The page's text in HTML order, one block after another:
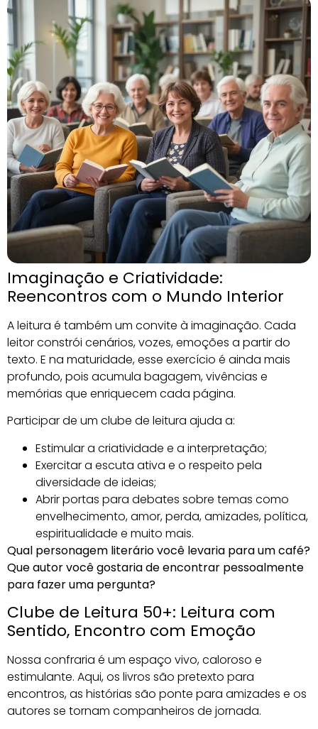
Imaginação e Criatividade:
Reencontros com o Mundo Interior
A leitura é também um convite à imaginação. Cada
leitor constrói cenários, vozes, emoções a partir do
texto. E na maturidade, esse exercício é ainda mais
profundo, pois acumula bagagem, vivências e
memórias que enriquecem cada página.
Participar de um clube de leitura ajuda a:
Estimular a criatividade e a interpretação;
Exercitar a escuta ativa e o respeito pela
diversidade de ideias;
Abrir portas para debates sobre temas como
envelhecimento, amor, perda, amizades, política,
espiritualidade e muito mais.
Qual personagem literário você levaria para um café?
Que autor você gostaria de encontrar pessoalmente
para fazer uma pergunta?
Clube de Leitura 50+: Leitura com
Sentido, Encontro com Emoção
Nossa confraria é um espaço vivo, caloroso e
estimulante. Aqui, os livros são pretexto para
encontros, as histórias são ponte para amizades e os
autores se tornam companheiros de jornada.